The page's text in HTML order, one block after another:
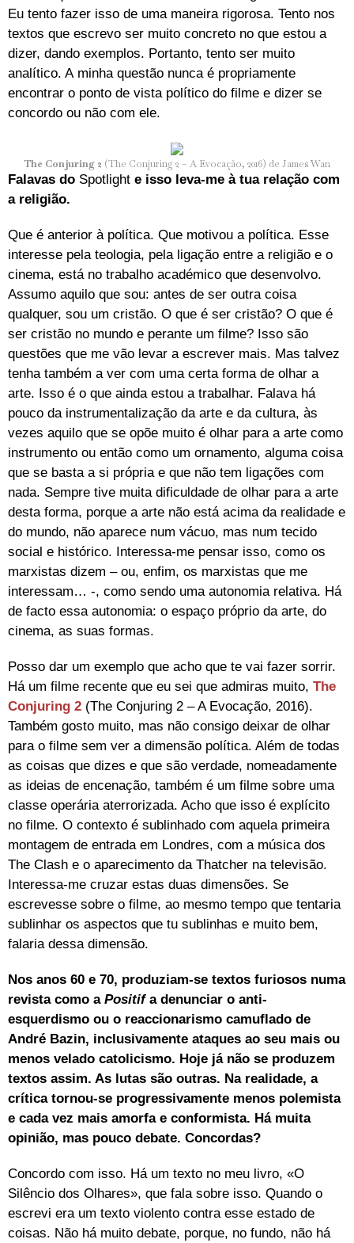
Eu tento fazer isso de uma maneira rigorosa. Tento nos
textos que escrevo ser muito concreto no que estou a
dizer, dando exemplos. Portanto, tento ser muito
analítico. A minha questão nunca é propriamente
encontrar o ponto de vista político do filme e dizer se
concordo ou não com ele.
The Conjuring 2 (The Conjuring 2 – A Evocação, 2016) de James Wan
Falavas do Spotlight e isso leva-me à tua relação com
a religião.
Que é anterior à política. Que motivou a política. Esse
interesse pela teologia, pela ligação entre a religião e o
cinema, está no trabalho académico que desenvolvo.
Assumo aquilo que sou: antes de ser outra coisa
qualquer, sou um cristão. O que é ser cristão? O que é
ser cristão no mundo e perante um filme? Isso são
questões que me vão levar a escrever mais. Mas talvez
tenha também a ver com uma certa forma de olhar a
arte. Isso é o que ainda estou a trabalhar. Falava há
pouco da instrumentalização da arte e da cultura, às
vezes aquilo que se opõe muito é olhar para a arte como
instrumento ou então como um ornamento, alguma coisa
que se basta a si própria e que não tem ligações com
nada. Sempre tive muita dificuldade de olhar para a arte
desta forma, porque a arte não está acima da realidade e
do mundo, não aparece num vácuo, mas num tecido
social e histórico. Interessa-me pensar isso, como os
marxistas dizem – ou, enfim, os marxistas que me
interessam… -, como sendo uma autonomia relativa. Há
de facto essa autonomia: o espaço próprio da arte, do
cinema, as suas formas.
Posso dar um exemplo que acho que te vai fazer sorrir.
Há um filme recente que eu sei que admiras muito, The
Conjuring 2 (The Conjuring 2 – A Evocação, 2016).
Também gosto muito, mas não consigo deixar de olhar
para o filme sem ver a dimensão política. Além de todas
as coisas que dizes e que são verdade, nomeadamente
as ideias de encenação, também é um filme sobre uma
classe operária aterrorizada. Acho que isso é explícito
no filme. O contexto é sublinhado com aquela primeira
montagem de entrada em Londres, com a música dos
The Clash e o aparecimento da Thatcher na televisão.
Interessa-me cruzar estas duas dimensões. Se
escrevesse sobre o filme, ao mesmo tempo que tentaria
sublinhar os aspectos que tu sublinhas e muito bem,
falaria dessa dimensão.
Nos anos 60 e 70, produziam-se textos furiosos numa
revista como a Positifa denunciar o anti-
esquerdismo ou o reaccionarismo camuflado de
André Bazin, inclusivamente ataques ao seu mais ou
menos velado catolicismo. Hoje já não se produzem
textos assim. As lutas são outras. Na realidade, a
crítica tornou-se progressivamente menos polemista
e cada vez mais amorfa e conformista. Há muita
opinião, mas pouco debate. Concordas?
Concordo com isso. Há um texto no meu livro, «O
Silêncio dos Olhares», que fala sobre isso. Quando o
escrevi era um texto violento contra esse estado de
coisas. Não há muito debate, porque, no fundo, não há